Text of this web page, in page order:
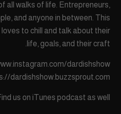
all walks of life. Entrepreneurs,
and anyone in between. This
to chill and talk about their
life, goals, and their craft.
dardishshow/
dardishshow.buzzsprout.com
us on iTunes podcast as well.